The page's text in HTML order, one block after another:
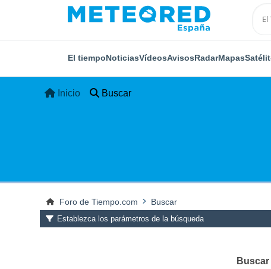
El tiempoNoticiasVídeosAvisosRadarMapas
Inicio Buscar
Foro de Tiempo.com Buscar
Establezca los parámetros de la búsqueda